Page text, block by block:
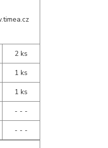
2 ks
1 ks
1 ks
- - -
- - -